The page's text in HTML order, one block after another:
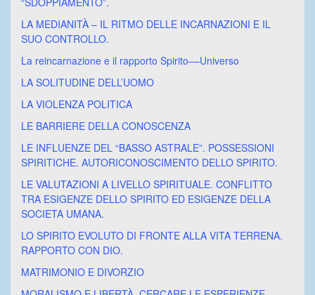
LA MEDIANITÀ – IL RITMO DELLE INCARNAZIONI E IL
SUO CONTROLLO.
La reincarnazione e il rapporto Spirito––Universo
LA SOLITUDINE DELL’UOMO
LA VIOLENZA POLITICA
LE BARRIERE DELLA CONOSCENZA
LE INFLUENZE DEL “BASSO ASTRALE”. POSSESSIONI
SPIRITICHE. AUTORICONOSCIMENTO DELLO SPIRITO.
LE VALUTAZIONI A LIVELLO SPIRITUALE. CONFLITTO
TRA ESIGENZE DELLO SPIRITO ED ESIGENZE DELLA
SOCIETA UMANA.
LO SPIRITO EVOLUTO DI FRONTE ALLA VITA TERRENA.
RAPPORTO CON DIO.
MATRIMONIO E DIVORZIO